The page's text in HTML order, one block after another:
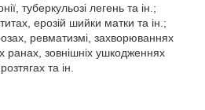
туберкульозі легень та ін.;
ерозій шийки матки та ін.;
ревматизмі, захворюваннях
ранах, зовнішніх ушкодженнях
та ін.